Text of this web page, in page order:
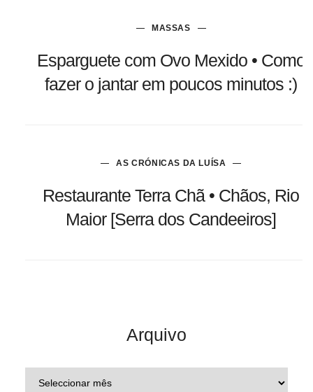
MASSAS
Esparguete com Ovo Mexido • Como
fazer o jantar em poucos minutos :)
AS CRÓNICAS DA LUÍSA
Restaurante Terra Chã • Chãos, Rio
Maior [Serra dos Candeeiros]
Arquivo